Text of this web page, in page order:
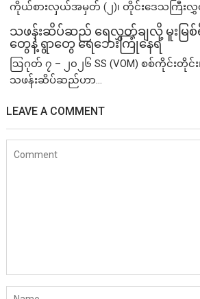
ကိုယ်စားလှယ်အမှတ် (၂)၊ တိုင်းဒေသကြီးလွှ
သဖန်းဆိပ်ဆည် ရေလွှတ်ချလို့ မူးမြစ်
တွေနဲ့ ရွာတွေ ရေဘေးကြုံနေရ
ဩဂုတ် ၇ – ၂၀၂၆ SS (VOM) စစ်ကိုင်းတိုင်
သဖန်းဆိပ်ဆည်ဟာ...
LEAVE A COMMENT